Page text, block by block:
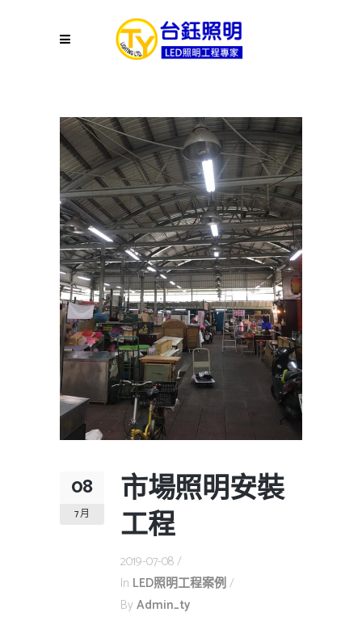
08
7 月
市場照明安裝
工程
2019-07-08
In LED照明工程案例
By Admin_ty